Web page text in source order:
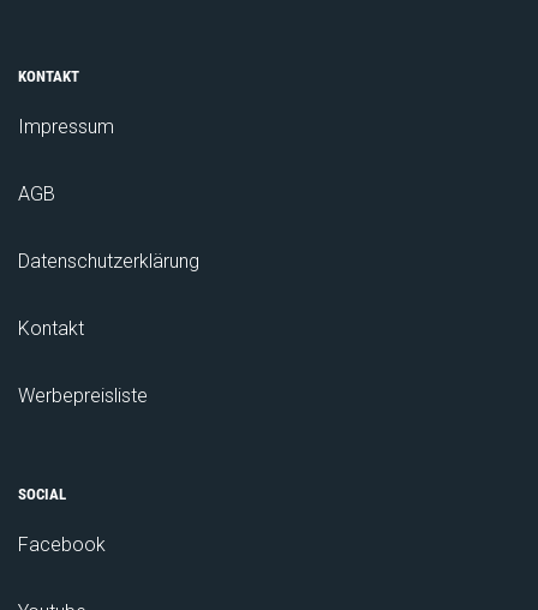
KONTAKT
Impressum
AGB
Datenschutzerklärung
Kontakt
Werbepreisliste
SOCIAL
Facebook